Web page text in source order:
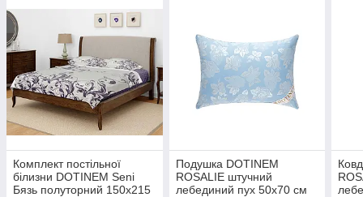
Комплект постільної
білизни DOTINEM Seni
Бязь полуторний 150х215
Подушка DOTINEM
ROSALIE штучний
лебединий пух 50x70 см